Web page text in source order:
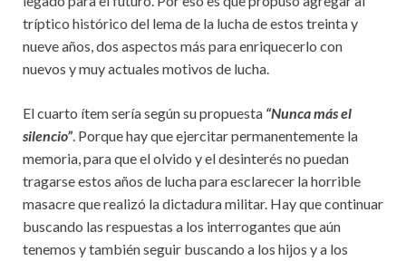
tríptico histórico del lema de la lucha de estos treinta y
nueve años, dos aspectos más para enriquecerlo con
nuevos y muy actuales motivos de lucha.
El cuarto ítem sería según su propuesta “Nunca más el
silencio”. Porque hay que ejercitar permanentemente la
memoria, para que el olvido y el desinterés no puedan
tragarse estos años de lucha para esclarecer la horrible
masacre que realizó la dictadura militar. Hay que continuar
buscando las respuestas a los interrogantes que aún
tenemos y también seguir buscando a los hijos y a los